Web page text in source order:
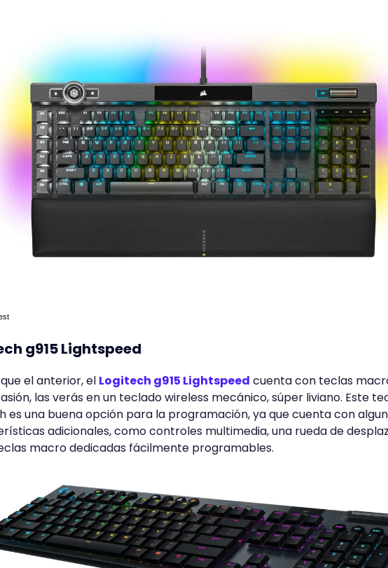
g915 Lightspeed
el anterior, el Logitech g915 Lightspeed cuenta con teclas
las verás en un teclado wireless mecánico, súper liviano. Este
es una buena opción para la programación, ya que cuenta con
adicionales, como controles multimedia, una rueda de
macro dedicadas fácilmente programables.